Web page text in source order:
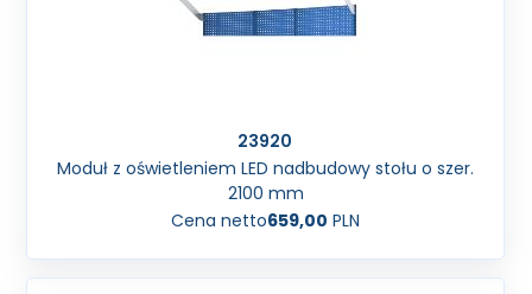
23920
Moduł z oświetleniem LED nadbudowy stołu o szer.
2100 mm
Cena netto659,00 PLN